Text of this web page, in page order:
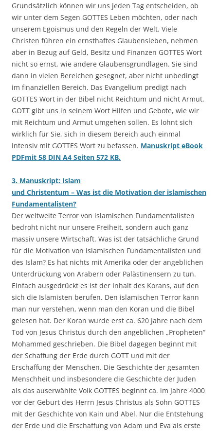
Grundsätzlich können wir uns jeden Tag entscheiden, ob
wir unter dem Segen GOTTES Leben möchten, oder nach
unserem Egoismus und den Regeln der Welt. Viele
Christen führen ein ernsthaftes Glaubensleben, nehmen
aber in Bezug auf Geld, Besitz und Finanzen GOTTES Wort
nicht so ernst, wie andere Glaubensgrundlagen. Sie sind
dann in vielen Bereichen gesegnet, aber nicht unbedingt
im finanziellen Bereich. Das Evangelium predigt nach
GOTTES Wort in der Bibel nicht Reichtum und nicht Armut.
GOTT gibt uns in seinem Wort Hilfen und Gebote, wie wir
mit Reichtum und Armut umgehen sollen. Es lohnt sich
wirklich für Sie, sich in diesem Bereich auch einmal
intensiv mit GOTTES Wort zu befassen. Manuskript eBook
PDFmit 58 DIN A4 Seiten 572 KB.
3. Manuskript: Islam
und Christentum – Was ist die Motivation der islamischen
Fundamentalisten?
Der weltweite Terror von islamischen Fundamentalisten
bedroht nicht nur unsere Freiheit, sondern auch ganz
massiv unsere Wirtschaft. Was ist der tatsächliche Grund
für die Motivation von islamischen Fundamentalisten und
des Islam? Es hat nichts mit Amerika oder der angeblichen
Unterdrückung von Arabern oder Palästinensern zu tun.
Einfach ausgedrückt es ist der Inhalt des Korans, auf den
sich die Islamisten berufen. Den islamischen Terror kann
man nur verstehen, wenn man den Koran und die Bibel
gelesen hat. Der Koran wurde erst ca. 620 Jahre nach dem
Tod von Jesus Christus durch den angeblichen „Propheten“
Mohammed geschrieben. Die Bibel dagegen beginnt mit
der Schaffung der Erde durch GOTT und mit der
Erschaffung der Menschen. Die Geschichte der gesamten
Menschheit und insbesondere die Geschichte der Juden
als das auserwählte Volk GOTTES beginnt ca. im Jahre 4000
vor der Geburt des Herrn Jesus Christus als Sohn GOTTES
mit der Geschichte von Kain und Abel. Nur die Entstehung
der Erde und die Erschaffung von Adam und Eva als erste